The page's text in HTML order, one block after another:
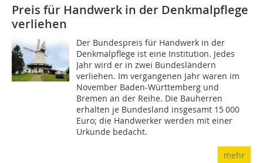
Preis für Handwerk in der Denkmalpflege
verliehen
Der Bundespreis für Handwerk in der
Denkmalpflege ist eine Institution. Jedes
Jahr wird er in zwei Bundesländern
verliehen. Im vergangenen Jahr waren im
November Baden-Württemberg und
Bremen an der Reihe. Die Bauherren
erhalten je Bundesland insgesamt 15 000
Euro; die Handwerker werden mit einer
Urkunde bedacht.
mehr